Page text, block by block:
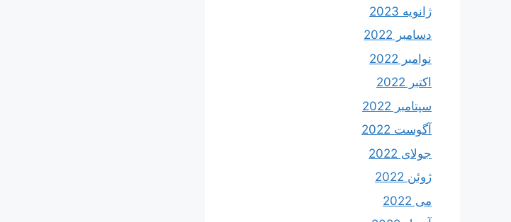
ژانویه 2023
دسامبر 2022
نوامبر 2022
اکتبر 2022
سپتامبر 2022
آگوست 2022
جولای 2022
ژوئن 2022
می 2022